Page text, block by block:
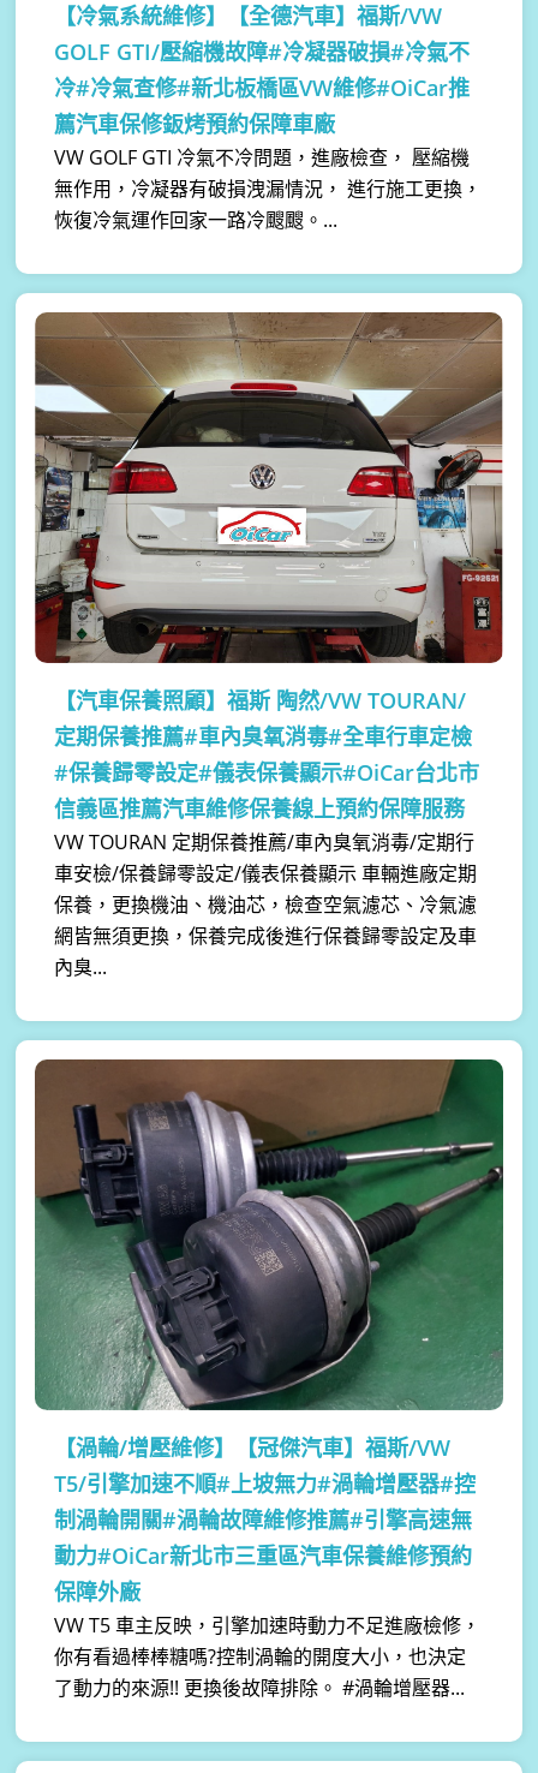
【冷氣系統維修】
【全德汽車】福斯/VW
GOLF GTI/壓縮機故障#冷凝器破損#冷氣不
冷#冷氣查修#新北板橋區VW維修#OiCar推
薦汽車保修鈑烤預約保障車廠
VW GOLF GTI 冷氣不冷問題，進廠檢查， 壓縮機
無作用，冷凝器有破損洩漏情況， 進行施工更換，
恢復冷氣運作回家一路冷颼颼。...
【汽車保養照顧】福斯 陶然/VW TOURAN/
定期保養推薦#車內臭氧消毒#全車行車定檢
#保養歸零設定#儀表保養顯示#OiCar台北市
信義區推薦汽車維修保養線上預約保障服務
VW TOURAN 定期保養推薦/車內臭氧消毒/定期行
車安檢/保養歸零設定/儀表保養顯示 車輛進廠定期
保養，更換機油、機油芯，檢查空氣濾芯、冷氣濾
網皆無須更換，保養完成後進行保養歸零設定及車
內臭...
【渦輪/增壓維修】
【冠傑汽車】福斯/VW
T5/引擎加速不順#上坡無力#渦輪增壓器#控
制渦輪開關#渦輪故障維修推薦#引擎高速無
動力#OiCar新北市三重區汽車保養維修預約
保障外廠
VW T5 車主反映，引擎加速時動力不足進廠檢修，
你有看過棒棒糖嗎?控制渦輪的開度大小，也決定
了動力的來源!! 更換後故障排除。 #渦輪增壓器...